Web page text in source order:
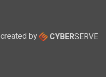
created by CYBERSERVE